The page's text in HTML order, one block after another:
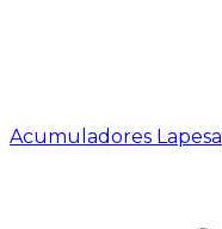
Acumuladores Lapesa